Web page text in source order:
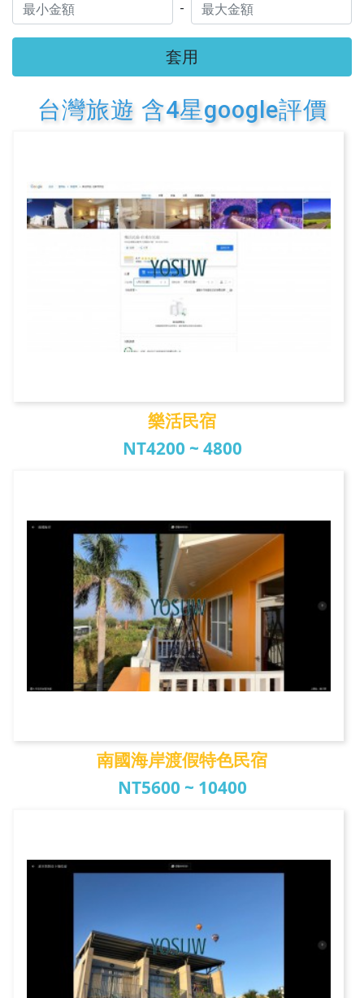
-
套用
台灣旅遊 含4星google評價
樂活民宿
NT4200 ~ 4800
南國海岸渡假特色民宿
NT5600 ~ 10400